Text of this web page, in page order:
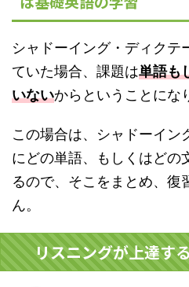
シャドーイング・ディクテ
ていた場合、課題は単語も
いないからということにな
この場合は、シャドーイン
にどの単語、もしくはどの
るので、そこをまとめ、復
ん。
リスニングが上達す